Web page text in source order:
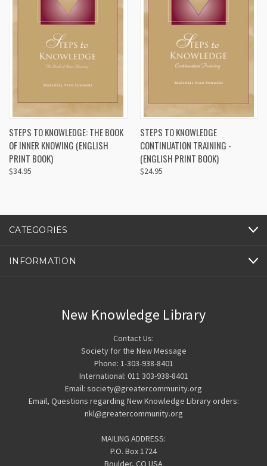
STEPS TO KNOWLEDGE: THE BOOK
OF INNER KNOWING (ENGLISH
PRINT BOOK)
$34.95
STEPS TO KNOWLEDGE
CONTINUATION TRAINING -
(ENGLISH PRINT BOOK)
$24.95
CATEGORIES
INFORMATION
New Knowledge Library
Contact Us:
Society for the New Message
Phone: 1-303-938-8401
International: 011 303-938-8401
Email: society@greatercommunity.org
Email, Questions regarding New Knowledge Library orders:
nkl@greatercommunity.org
MAILING ADDRESS:
P.O. Box 1724
Boulder, CO USA